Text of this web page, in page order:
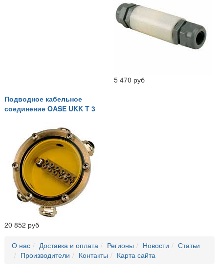
5 470 руб
Подводное кабельное
соединение OASE UKK T 3
20 852 руб
О нас Доставка и оплата Регионы Новости
Статьи
Производители
Контакты Карта сайта